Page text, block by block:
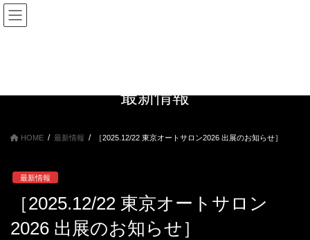
コ
ン
ス
ナ
ビ
ン
最新情報
HOME 最新情報 ［2025.12/22 東京オートサロン2026 出展のお知らせ］
最新情報
［2025.12/22 東京オートサロン
2026 出展のお知らせ］